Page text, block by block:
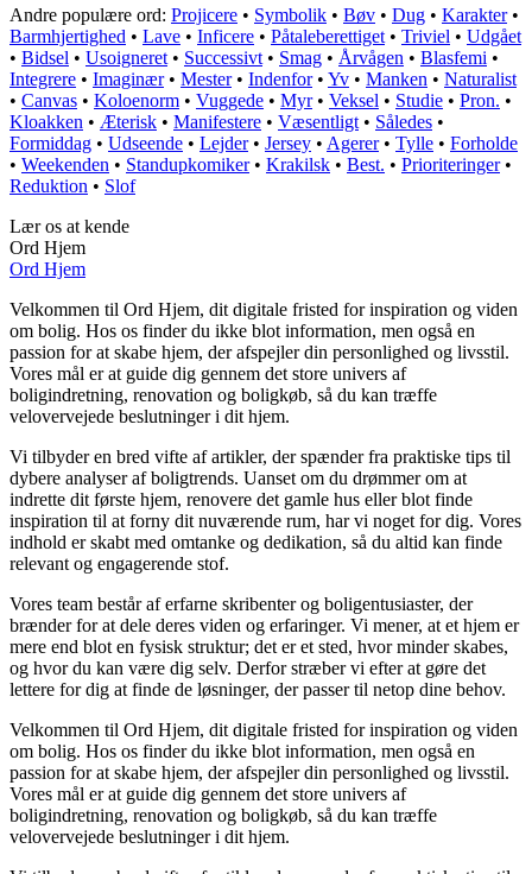
Andre populære ord: Projicere • Symbolik • Bøv • Dug • Karakter•
Barmhjertighed • Lave • Inficere • Påtaleberettiget • Triviel • Udgået
• Bidsel • Usoigneret • Successivt • Smag • Årvågen • Blasfemi •
Integrere • Imaginær• Mester• Indenfor• Yv • Manken • Naturalist
• Canvas • Koloenorm • Vuggede • Myr• Veksel • Studie • Pron. •
Kloakken • Æterisk • Manifestere • Væsentligt • Således •
Formiddag • Udseende • Lejder• Jersey • Agerer• Tylle • Forholde
• Weekenden • Standupkomiker• Krakilsk • Best. • Prioriteringer•
Reduktion • Slof
Lær os at kende
Ord Hjem
Ord Hjem
Velkommen til Ord Hjem, dit digitale fristed for inspiration og viden
om bolig. Hos os finder du ikke blot information, men også en
passion for at skabe hjem, der afspejler din personlighed og livsstil.
Vores mål er at guide dig gennem det store univers af
boligindretning, renovation og boligkøb, så du kan træffe
velovervejede beslutninger i dit hjem.
Vi tilbyder en bred vifte af artikler, der spænder fra praktiske tips til
dybere analyser af boligtrends. Uanset om du drømmer om at
indrette dit første hjem, renovere det gamle hus eller blot finde
inspiration til at forny dit nuværende rum, har vi noget for dig. Vores
indhold er skabt med omtanke og dedikation, så du altid kan finde
relevant og engagerende stof.
Vores team består af erfarne skribenter og boligentusiaster, der
brænder for at dele deres viden og erfaringer. Vi mener, at et hjem er
mere end blot en fysisk struktur; det er et sted, hvor minder skabes,
og hvor du kan være dig selv. Derfor stræber vi efter at gøre det
lettere for dig at finde de løsninger, der passer til netop dine behov.
Velkommen til Ord Hjem, dit digitale fristed for inspiration og viden
om bolig. Hos os finder du ikke blot information, men også en
passion for at skabe hjem, der afspejler din personlighed og livsstil.
Vores mål er at guide dig gennem det store univers af
boligindretning, renovation og boligkøb, så du kan træffe
velovervejede beslutninger i dit hjem.